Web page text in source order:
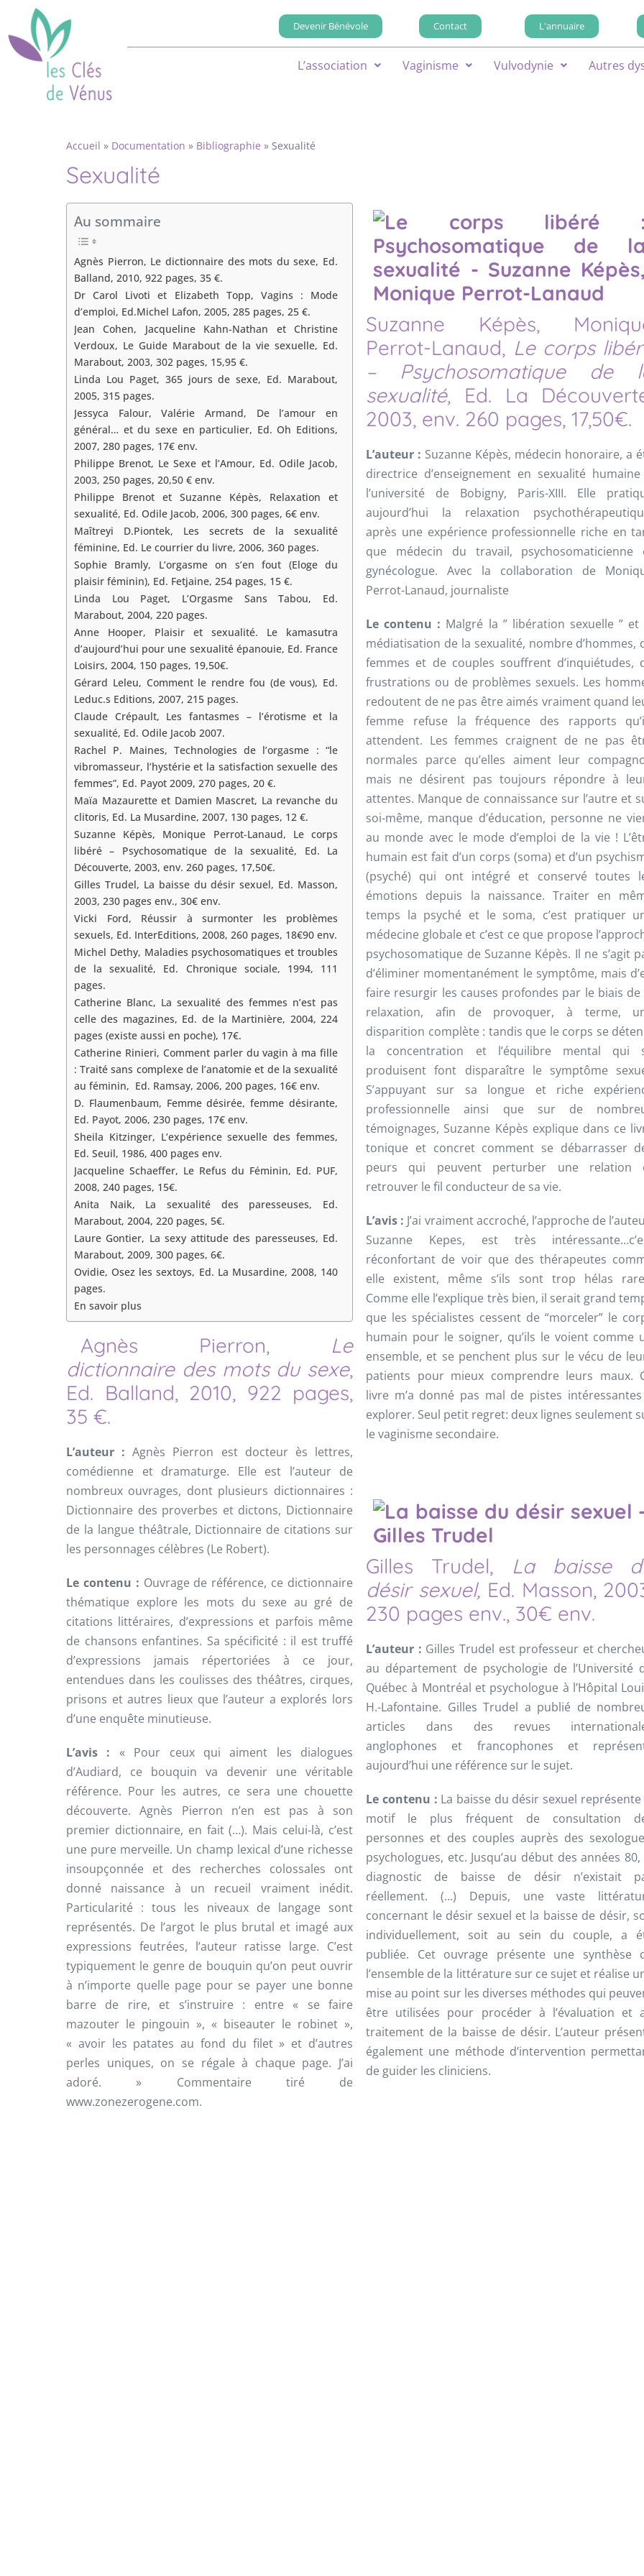
Devenir Bénévole Contact L'annuaire
L’association Vaginisme Vulvodynie Autres
Accueil » Documentation » Bibliographie » Sexualité
Sexualité
Au sommaire
Agnès Pierron, Le dictionnaire des mots du sexe, Ed.
Balland, 2010, 922 pages, 35 €.
Dr Carol Livoti et Elizabeth Topp, Vagins : Mode
d’emploi, Ed.Michel Lafon, 2005, 285 pages, 25 €.
Jean Cohen, Jacqueline Kahn-Nathan et Christine
Verdoux, Le Guide Marabout de la vie sexuelle, Ed.
Marabout, 2003, 302 pages, 15,95 €.
Linda Lou Paget, 365 jours de sexe, Ed. Marabout,
2005, 315 pages.
Jessyca Falour, Valérie Armand, De l’amour en
général… et du sexe en particulier, Ed. Oh Editions,
2007, 280 pages, 17€ env.
Philippe Brenot, Le Sexe et l’Amour, Ed. Odile Jacob,
2003, 250 pages, 20,50 € env.
Philippe Brenot et Suzanne Képès, Relaxation et
sexualité, Ed. Odile Jacob, 2006, 300 pages, 6€ env.
Maîtreyi D.Piontek, Les secrets de la sexualité
féminine, Ed. Le courrier du livre, 2006, 360 pages.
Sophie Bramly, L’orgasme on s’en fout (Eloge du
plaisir féminin), Ed. Fetjaine, 254 pages, 15 €.
Linda Lou Paget, L’Orgasme Sans Tabou, Ed.
Marabout, 2004, 220 pages.
Anne Hooper, Plaisir et sexualité. Le kamasutra
d’aujourd’hui pour une sexualité épanouie, Ed. France
Loisirs, 2004, 150 pages, 19,50€.
Gérard Leleu, Comment le rendre fou (de vous), Ed.
Leduc.s Editions, 2007, 215 pages.
Claude Crépault, Les fantasmes – l’érotisme et la
sexualité, Ed. Odile Jacob 2007.
Rachel P. Maines, Technologies de l’orgasme : “le
vibromasseur, l’hystérie et la satisfaction sexuelle des
femmes”, Ed. Payot 2009, 270 pages, 20 €.
Maïa Mazaurette et Damien Mascret, La revanche du
clitoris, Ed. La Musardine, 2007, 130 pages, 12 €.
Suzanne Képès, Monique Perrot-Lanaud, Le corps
libéré – Psychosomatique de la sexualité, Ed. La
Découverte, 2003, env. 260 pages, 17,50€.
Gilles Trudel, La baisse du désir sexuel, Ed. Masson,
2003, 230 pages env., 30€ env.
Vicki Ford, Réussir à surmonter les problèmes
sexuels, Ed. InterEditions, 2008, 260 pages, 18€90 env.
Michel Dethy, Maladies psychosomatiques et troubles
de la sexualité, Ed. Chronique sociale, 1994, 111
pages.
Catherine Blanc, La sexualité des femmes n’est pas
celle des magazines, Ed. de la Martinière, 2004, 224
pages (existe aussi en poche), 17€.
Catherine Rinieri, Comment parler du vagin à ma fille
: Traité sans complexe de l’anatomie et de la sexualité
au féminin, Ed. Ramsay, 2006, 200 pages, 16€ env.
D. Flaumenbaum, Femme désirée, femme désirante,
Ed. Payot, 2006, 230 pages, 17€ env.
Sheila Kitzinger, L’expérience sexuelle des femmes,
Ed. Seuil, 1986, 400 pages env.
Jacqueline Schaeffer, Le Refus du Féminin, Ed. PUF,
2008, 240 pages, 15€.
Anita Naik, La sexualité des paresseuses, Ed.
Marabout, 2004, 220 pages, 5€.
Laure Gontier, La sexy attitude des paresseuses, Ed.
Marabout, 2009, 300 pages, 6€.
Ovidie, Osez les sextoys, Ed. La Musardine, 2008, 140
pages.
En savoir plus
Agnès Pierron, Le
dictionnaire des mots du sexe,
Ed. Balland, 2010, 922 pages,
35 €.
L’auteur : Agnès Pierron est docteur ès lettres,
comédienne et dramaturge. Elle est l’auteur de
nombreux ouvrages, dont plusieurs dictionnaires :
Dictionnaire des proverbes et dictons, Dictionnaire
de la langue théâtrale, Dictionnaire de citations sur
les personnages célèbres (Le Robert).
Le contenu : Ouvrage de référence, ce dictionnaire
thématique explore les mots du sexe au gré de
citations littéraires, d’expressions et parfois même
de chansons enfantines. Sa spécificité : il est truffé
d’expressions jamais répertoriées à ce jour,
entendues dans les coulisses des théâtres, cirques,
prisons et autres lieux que l’auteur a explorés lors
d’une enquête minutieuse.
L’avis : « Pour ceux qui aiment les dialogues
d’Audiard, ce bouquin va devenir une véritable
référence. Pour les autres, ce sera une chouette
découverte. Agnès Pierron n’en est pas à son
premier dictionnaire, en fait (…). Mais celui-là, c’est
une pure merveille. Un champ lexical d’une richesse
insoupçonnée et des recherches colossales ont
donné naissance à un recueil vraiment inédit.
Particularité : tous les niveaux de langage sont
représentés. De l’argot le plus brutal et imagé aux
expressions feutrées, l’auteur ratisse large. C’est
typiquement le genre de bouquin qu’on peut ouvrir
à n’importe quelle page pour se payer une bonne
barre de rire, et s’instruire : entre « se faire
mazouter le pingouin », « biseauter le robinet »,
« avoir les patates au fond du filet » et d’autres
perles uniques, on se régale à chaque page. J’ai
adoré. » Commentaire tiré de
www.zonezerogene.com.
Suzanne Képès,
Perrot-Lanaud, Le corps
– Psychosomatique de
sexualité, Ed. La
2003, env. 260 pages, 17,50€.
L’auteur : Suzanne Képès, médecin honoraire, a
directrice d’enseignement en sexualité
l’université de Bobigny, Paris-XIII. Elle
aujourd’hui la relaxation
après une expérience professionnelle riche en
que médecin du travail, psychosomaticienne
gynécologue. Avec la collaboration de
Perrot-Lanaud, journaliste
Le contenu : Malgré la ” libération sexuelle ” et
médiatisation de la sexualité, nombre d’hommes,
femmes et de couples souffrent d’inquiétudes,
frustrations ou de problèmes sexuels. Les
redoutent de ne pas être aimés vraiment quand
femme refuse la fréquence des rapports
attendent. Les femmes craignent de ne pas
normales parce qu’elles aiment leur
mais ne désirent pas toujours répondre à
attentes. Manque de connaissance sur l’autre et
soi-même, manque d’éducation, personne ne
au monde avec le mode d’emploi de la vie !
humain est fait d’un corps (soma) et d’un
(psyché) qui ont intégré et conservé toutes
émotions depuis la naissance. Traiter en
temps la psyché et le soma, c’est pratiquer
médecine globale et c’est ce que propose
psychosomatique de Suzanne Képès. Il ne s’agit
d’éliminer momentanément le symptôme, mais
faire resurgir les causes profondes par le biais de
relaxation, afin de provoquer, à terme,
disparition complète : tandis que le corps se
la concentration et l’équilibre mental qui
produisent font disparaître le symptôme
S’appuyant sur sa longue et riche
professionnelle ainsi que sur de
témoignages, Suzanne Képès explique dans ce
tonique et concret comment se débarrasser
peurs qui peuvent perturber une relation
retrouver le fil conducteur de sa vie.
L’avis : J’ai vraiment accroché, l’approche de
Suzanne Kepes, est très
réconfortant de voir que des thérapeutes
elle existent, même s’ils sont trop hélas
Comme elle l’explique très bien, il serait grand
que les spécialistes cessent de “morceler” le
humain pour le soigner, qu’ils le voient comme
ensemble, et se penchent plus sur le vécu de
patients pour mieux comprendre leurs maux.
livre m’a donné pas mal de pistes
explorer. Seul petit regret: deux lignes seulement
le vaginisme secondaire.
Gilles Trudel, La baisse
désir sexuel, Ed. Masson,
230 pages env., 30€ env.
L’auteur : Gilles Trudel est professeur et
au département de psychologie de l’Université
Québec à Montréal et psychologue à l’Hôpital
H.-Lafontaine. Gilles Trudel a publié de
articles dans des revues
anglophones et francophones et
aujourd’hui une référence sur le sujet.
Le contenu : La baisse du désir sexuel représente
motif le plus fréquent de consultation
personnes et des couples auprès des
psychologues, etc. Jusqu’au début des années 80,
diagnostic de baisse de désir n’existait
réellement. (…) Depuis, une vaste
concernant le désir sexuel et la baisse de désir,
individuellement, soit au sein du couple, a
publiée. Cet ouvrage présente une synthèse
l’ensemble de la littérature sur ce sujet et réalise
mise au point sur les diverses méthodes qui
être utilisées pour procéder à l’évaluation et
traitement de la baisse de désir. L’auteur
également une méthode d’intervention
de guider les cliniciens.